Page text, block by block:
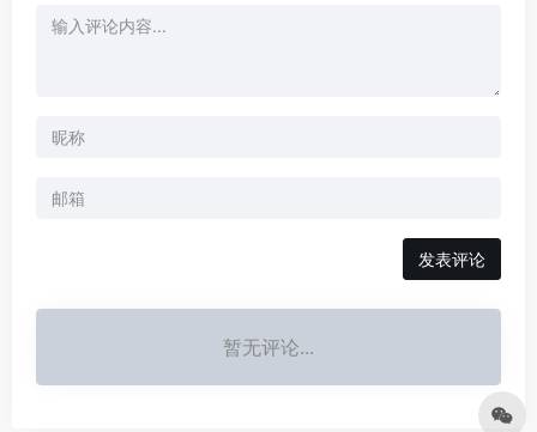
发表评论
暂无评论...